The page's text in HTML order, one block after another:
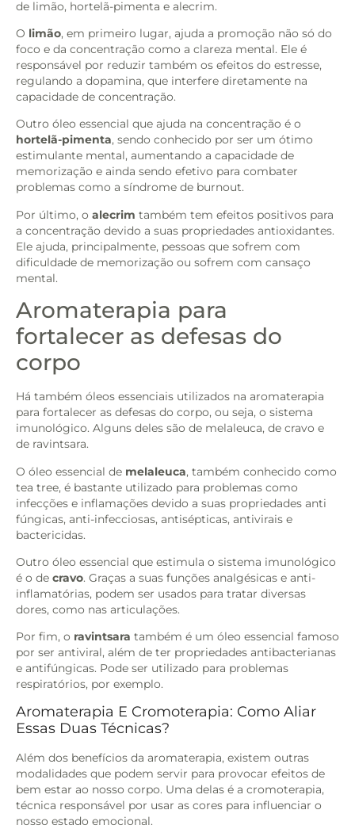
de limão, hortelã-pimenta e alecrim.
O limão, em primeiro lugar, ajuda a promoção não só do
foco e da concentração como a clareza mental. Ele é
responsável por reduzir também os efeitos do estresse,
regulando a dopamina, que interfere diretamente na
capacidade de concentração.
Outro óleo essencial que ajuda na concentração é o
hortelã-pimenta, sendo conhecido por ser um ótimo
estimulante mental, aumentando a capacidade de
memorização e ainda sendo efetivo para combater
problemas como a síndrome de burnout.
Por último, o alecrim também tem efeitos positivos para
a concentração devido a suas propriedades antioxidantes.
Ele ajuda, principalmente, pessoas que sofrem com
dificuldade de memorização ou sofrem com cansaço
mental.
Aromaterapia para
fortalecer as defesas do
corpo
Há também óleos essenciais utilizados na aromaterapia
para fortalecer as defesas do corpo, ou seja, o sistema
imunológico. Alguns deles são de melaleuca, de cravo e
de ravintsara.
O óleo essencial de melaleuca, também conhecido como
tea tree, é bastante utilizado para problemas como
infecções e inflamações devido a suas propriedades anti
fúngicas, anti-infecciosas, antisépticas, antivirais e
bactericidas.
Outro óleo essencial que estimula o sistema imunológico
é o de cravo. Graças a suas funções analgésicas e anti-
inflamatórias, podem ser usados para tratar diversas
dores, como nas articulações.
Por fim, o ravintsara também é um óleo essencial famoso
por ser antiviral, além de ter propriedades antibacterianas
e antifúngicas. Pode ser utilizado para problemas
respiratórios, por exemplo.
Aromaterapia E Cromoterapia: Como Aliar
Essas Duas Técnicas?
Além dos benefícios da aromaterapia, existem outras
modalidades que podem servir para provocar efeitos de
bem estar ao nosso corpo. Uma delas é a cromoterapia,
técnica responsável por usar as cores para influenciar o
nosso estado emocional.